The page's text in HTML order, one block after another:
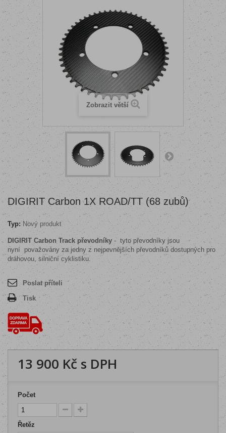
Zobrazit větší
DIGIRIT Carbon 1X ROAD/TT (68 zubů)
Typ: Nový produkt
DIGIRIT Carbon Track převodníky - tyto převodníky jsou
nyní považovány za jedny z nejpevnějších převodníků dostupných pro
dráhovou, silniční cyklistiku.
Poslat příteli
Tisk
13 900 Kč s DPH
Počet
Řetěz